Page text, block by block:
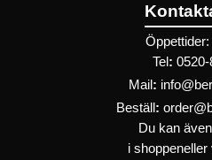
Öppettider:
Tel :
Mail :
Beställ :
Du kan
i shoppeneller